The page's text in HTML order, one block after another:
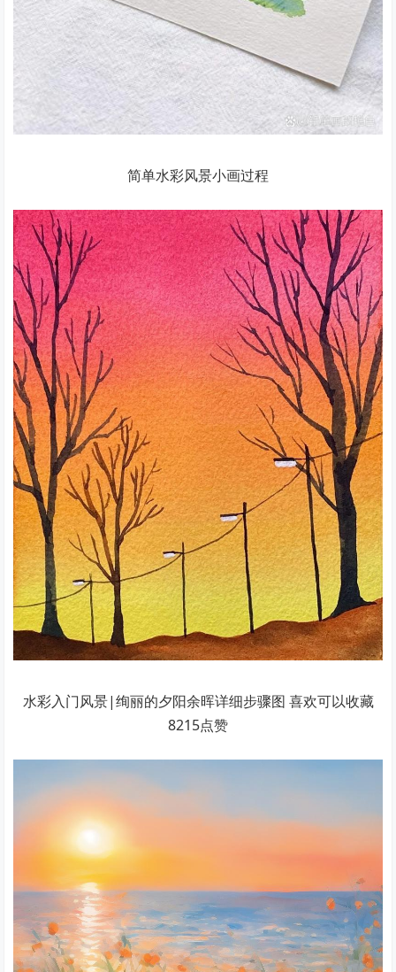
简单水彩风景小画过程
水彩入门风景|绚丽的夕阳余晖详细步骤图 喜欢可以收藏
8215点赞